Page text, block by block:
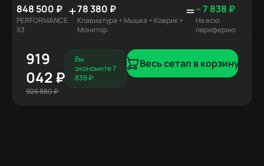
848 500 ₽
PERFORMANCE
X3
+78 380 ₽
Клавиатура + Мышка + Коврик +
Монитор
=– 7 838 ₽
На всю
периферию
919
042 ₽
926 880 ₽
Вы
экономите 7
838 ₽
Весь сетап в корзину